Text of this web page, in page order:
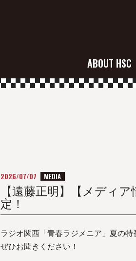
ABOUT HSC
2026/07/07 MEDIA
【遠藤正明】【メディ
定！
ラジオ関西「青春ラジメニア」夏の
ぜひお聞きください！